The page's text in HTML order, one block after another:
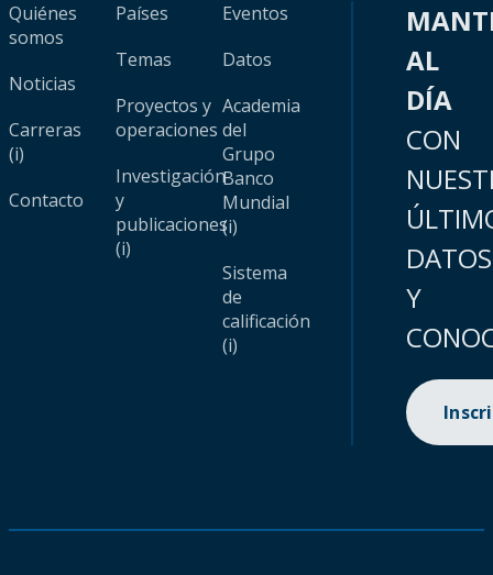
Quiénes
somos
Noticias
Carreras
(i)
Contacto
Países
Temas
Proyectos y
operaciones
Investigación
y
publicaciones
(i)
Eventos
Datos
Academia
del
Grupo
Banco
Mundial
(i)
Sistema
de
calificación
(i)
AL
DÍA
CON
DATOS
Y